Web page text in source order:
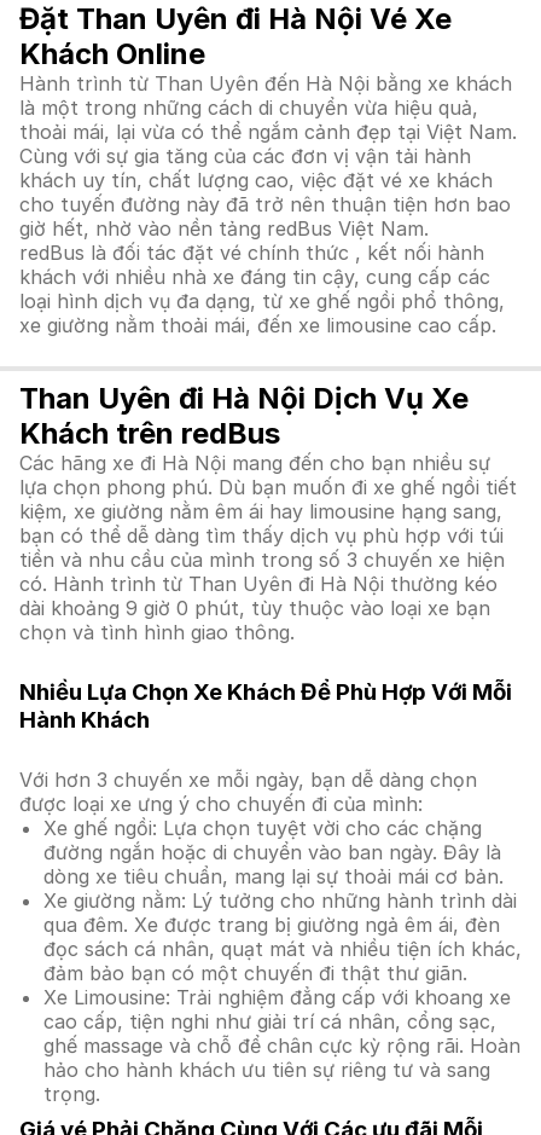
Đặt Than Uyên đi Hà Nội Vé Xe
Khách Online
Hành trình từ Than Uyên đến Hà Nội bằng xe khách
là một trong những cách di chuyển vừa hiệu quả,
thoải mái, lại vừa có thể ngắm cảnh đẹp tại Việt Nam.
Cùng với sự gia tăng của các đơn vị vận tải hành
khách uy tín, chất lượng cao, việc đặt vé xe khách
cho tuyến đường này đã trở nên thuận tiện hơn bao
giờ hết, nhờ vào nền tảng redBus Việt Nam.
redBus là đối tác đặt vé chính thức , kết nối hành
khách với nhiều nhà xe đáng tin cậy, cung cấp các
loại hình dịch vụ đa dạng, từ xe ghế ngồi phổ thông,
xe giường nằm thoải mái, đến xe limousine cao cấp.
Than Uyên đi Hà Nội Dịch Vụ Xe
Khách trên redBus
Các hãng xe đi Hà Nội mang đến cho bạn nhiều sự
lựa chọn phong phú. Dù bạn muốn đi xe ghế ngồi tiết
kiệm, xe giường nằm êm ái hay limousine hạng sang,
bạn có thể dễ dàng tìm thấy dịch vụ phù hợp với túi
tiền và nhu cầu của mình trong số 3 chuyến xe hiện
có. Hành trình từ Than Uyên đi Hà Nội thường kéo
dài khoảng 9 giờ 0 phút, tùy thuộc vào loại xe bạn
chọn và tình hình giao thông.
Nhiều Lựa Chọn Xe Khách Để Phù Hợp Với Mỗi
Hành Khách
Với hơn 3 chuyến xe mỗi ngày, bạn dễ dàng chọn
được loại xe ưng ý cho chuyến đi của mình:
Xe ghế ngồi: Lựa chọn tuyệt vời cho các chặng
đường ngắn hoặc di chuyển vào ban ngày. Đây là
dòng xe tiêu chuẩn, mang lại sự thoải mái cơ bản.
Xe giường nằm: Lý tưởng cho những hành trình dài
qua đêm. Xe được trang bị giường ngả êm ái, đèn
đọc sách cá nhân, quạt mát và nhiều tiện ích khác,
đảm bảo bạn có một chuyến đi thật thư giãn.
Xe Limousine: Trải nghiệm đẳng cấp với khoang xe
cao cấp, tiện nghi như giải trí cá nhân, cổng sạc,
ghế massage và chỗ để chân cực kỳ rộng rãi. Hoàn
hảo cho hành khách ưu tiên sự riêng tư và sang
trọng.